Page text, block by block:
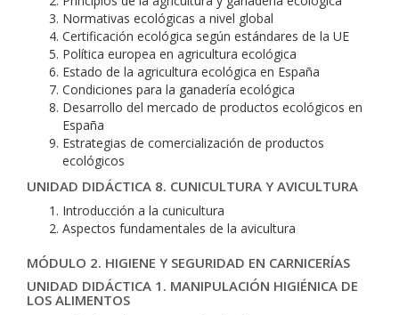
Normativas ecológicas a nivel global
Certificación ecológica según estándares de la UE
Política europea en agricultura ecológica
Estado de la agricultura ecológica en España
Condiciones para la ganadería ecológica
Desarrollo del mercado de productos ecológicos en
España
Estrategias de comercialización de productos
ecológicos
UNIDAD DIDÁCTICA 8. CUNICULTURA Y AVICULTURA
Introducción a la cunicultura
Aspectos fundamentales de la avicultura
MÓDULO 2. HIGIENE Y SEGURIDAD EN CARNICERÍAS
UNIDAD DIDÁCTICA 1. MANIPULACIÓN HIGIÉNICA DE
LOS ALIMENTOS